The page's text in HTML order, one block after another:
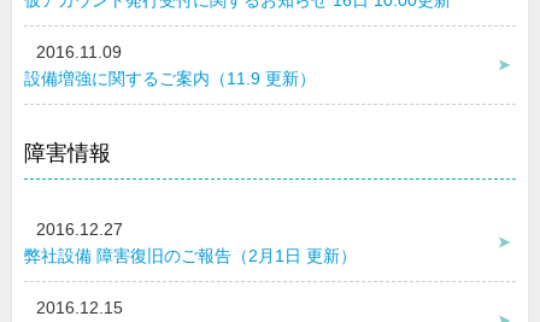
2016.11.09
設備増強に関するご案内（11.9 更新）
障害情報
2016.12.27
弊社設備 障害復旧のご報告（2月1日 更新）
2016.12.15